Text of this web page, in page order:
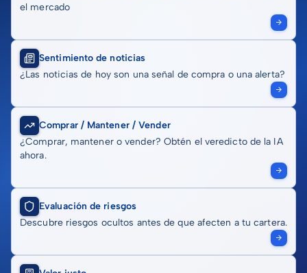
el mercado
Sentimiento de noticias
¿Las noticias de hoy son una señal de compra o una alerta?
Comprar / Mantener / Vender
¿Comprar, mantener o vender? Obtén el veredicto de la IA
ahora.
Evaluación de riesgos
Descubre riesgos ocultos antes de que afecten a tu cartera.